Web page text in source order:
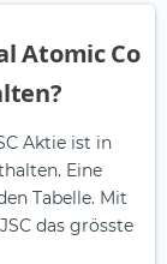
Atomic Co
Aktie ist in
Eine
Tabelle. Mit
das grösste